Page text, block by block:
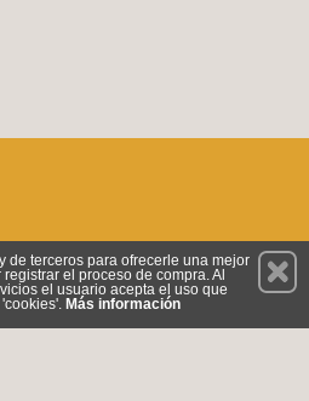
Suscríbete
de terceros para ofrecerle una mejor
el proceso de compra. Al
el usuario acepta el uso que
Más información